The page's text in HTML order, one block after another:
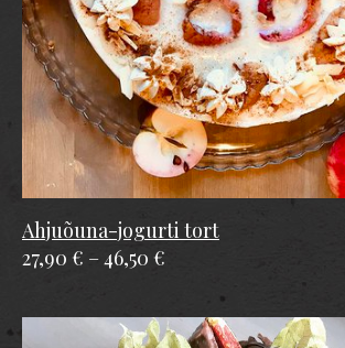
Ahjuõuna-jogurti tort
27,90 € –46,50 €